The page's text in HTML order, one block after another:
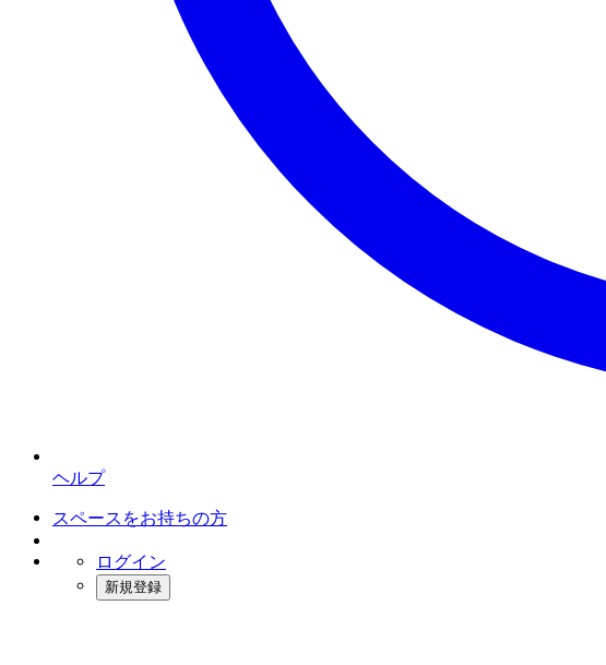
ヘルプ
スペースをお持ちの方
ログイン
新規登録